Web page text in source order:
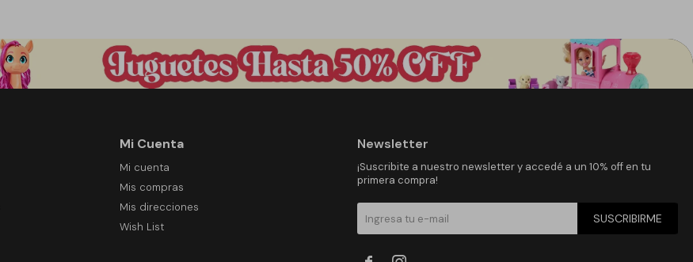
Mi Cuenta
Mi cuenta
Mis compras
Mis direcciones
Wish List
Newsletter
¡Suscribite a nuestro newsletter y accedé a un 10% off en tu
primera compra!
SUSCRIBIRME